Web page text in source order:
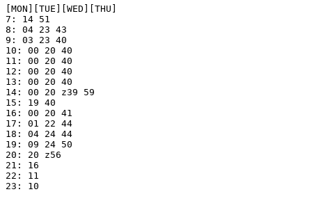
[MON][TUE][WED][THU]
7: 14 51
8: 04 23 43
9: 03 23 40
10: 00 20 40
11: 00 20 40
12: 00 20 40
13: 00 20 40
14: 00 20 z39 59
15: 19 40
16: 00 20 41
17: 01 22 44
18: 04 24 44
19: 09 24 50
20: 20 z56
21: 16
22: 11
23: 10